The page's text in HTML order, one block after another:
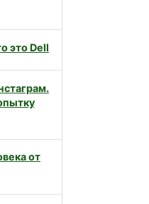
это Dell
от